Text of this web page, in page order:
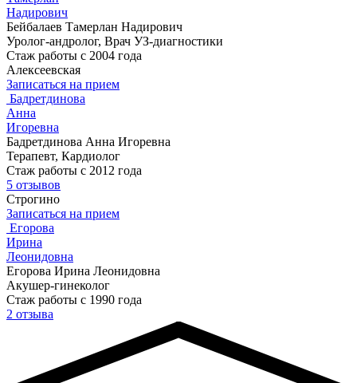
Надирович
Бейбалаев Тамерлан Надирович
Уролог-андролог, Врач УЗ-диагностики
Стаж работы с 2004 года
Алексеевская
Записаться на прием
Бадретдинова
Анна
Игоревна
Бадретдинова Анна Игоревна
Терапевт, Кардиолог
Стаж работы с 2012 года
5 отзывов
Строгино
Записаться на прием
Егорова
Ирина
Леонидовна
Егорова Ирина Леонидовна
Акушер-гинеколог
Стаж работы с 1990 года
2 отзыва